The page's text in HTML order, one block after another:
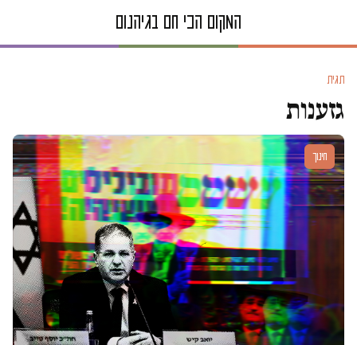
תגית
גזענות
חינוך